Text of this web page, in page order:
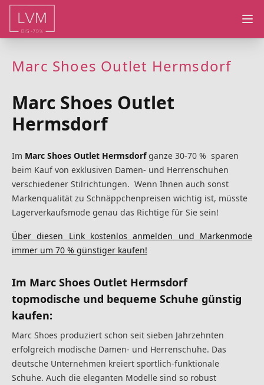
Marc Shoes Outlet Hermsdorf
Marc Shoes Outlet
Hermsdorf
Im Marc Shoes Outlet Hermsdorfganze 30-70 % sparen
beim Kauf von exklusiven Damen- und Herrenschuhen
verschiedener Stilrichtungen. Wenn Ihnen auch sonst
Markenqualität zu Schnäppchenpreisen wichtig ist, müsste
Lagerverkaufsmode genau das Richtige für Sie sein!
Über diesen Link kostenlos anmelden und Markenmode
immer um 70 % günstiger kaufen!
Im Marc Shoes Outlet Hermsdorf
topmodische und bequeme Schuhe günstig
kaufen:
Marc Shoes produziert schon seit sieben Jahrzehnten
erfolgreich modische Damen- und Herrenschuhe. Das
deutsche Unternehmen kreiert sportlich-funktionale
Schuhe. Auch die eleganten Modelle sind so robust